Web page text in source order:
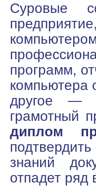
Суровые
программ,
компьютера
другое —
грамотный
диплом
знаний
отпадет ряд